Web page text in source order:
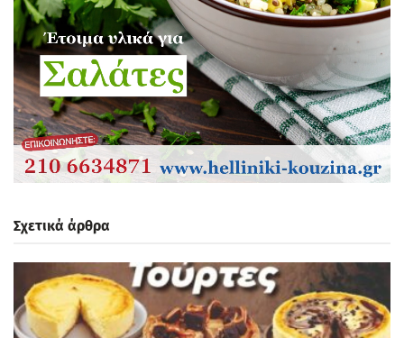
Σχετικά άρθρα